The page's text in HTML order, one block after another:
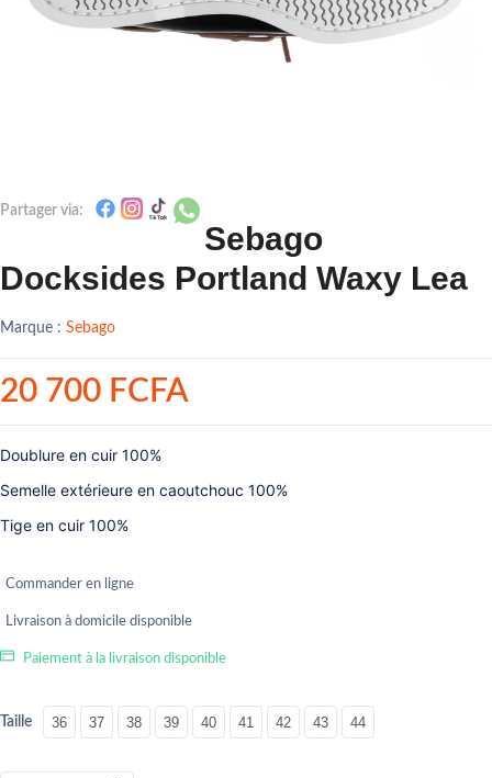
Partager via:
Sebago
Docksides Portland Waxy Lea
Marque : Sebago
20 700 FCFA
Doublure en cuir 100%
Semelle extérieure en caoutchouc 100%
Tige en cuir 100%
Commander en ligne
Livraison à domicile disponible
Paiement à la livraison disponible
Taille 36 37 38 39 40 41 42 43 44